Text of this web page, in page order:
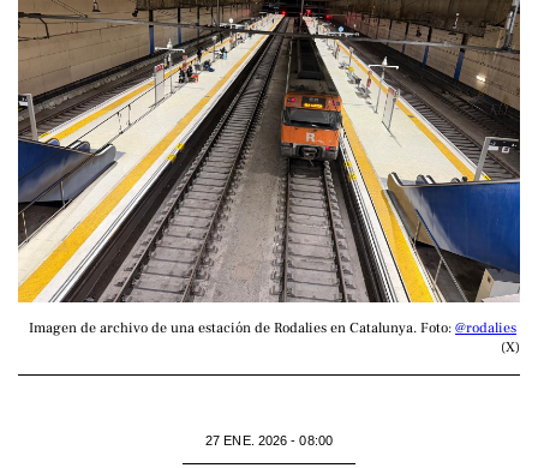
Imagen de archivo de una estación de Rodalies en Catalunya. Foto: @rodalies
(X)
27 ENE. 2026 - 08:00